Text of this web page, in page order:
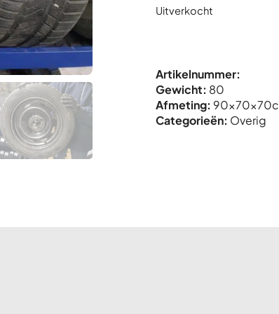
Uitverkocht
Artikelnummer:
Gewicht: 80
Afmeting: 90x70x
Categorieën: Overig